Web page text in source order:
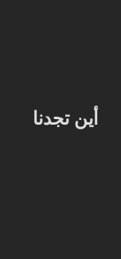
أين تجدنا